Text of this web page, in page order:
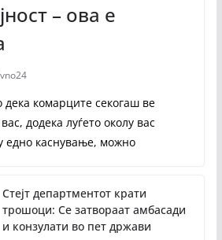
– ова е
дека комарците секогаш ве
додека луѓето околу вас
едно каснување, можно
Стејт департментот крати
трошоци: Се затвораат амбасади
и конзулати во пет држави